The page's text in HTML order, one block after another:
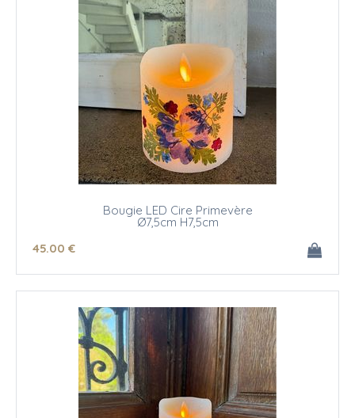
Bougie LED Cire Primevère
Ø7,5cm H7,5cm
45.00 €